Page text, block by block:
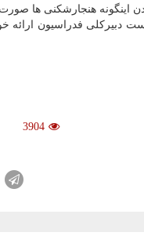
اینگونه هنجارشكنی ها
دبیركلی فدراسیون ارائه
3904